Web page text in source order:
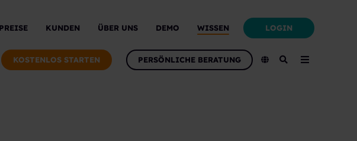
PREISE KUNDEN ÜBER UNS DEMO WISSEN LOGIN
KOSTENLOS STARTEN PERSÖNLICHE BERATUNG